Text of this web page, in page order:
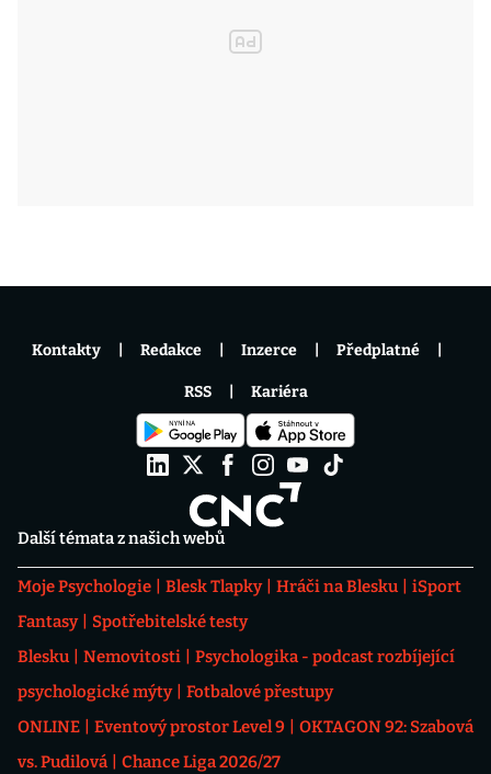
Další témata z našich webů
Moje Psychologie Blesk Tlapky Hráči na Blesku
iSport
Fantasy
Spotřebitelské testy
Blesku
Nemovitosti
Psychologika - podcast rozbíjející
psychologické mýty
Fotbalové přestupy
ONLINE
Eventový prostor Level 9
OKTAGON 92: Szabová
vs. Pudilová
Chance Liga 2026/27
Kontakty Redakce Inzerce Předplatné
RSS Kariéra